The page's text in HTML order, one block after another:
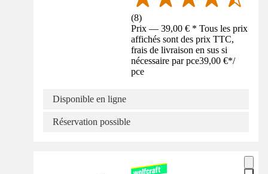
(8)
Prix — 39,00 € * Tous les prix
affichés sont des prix TTC,
frais de livraison en sus si
nécessaire par pce39,00 €*/
pce
Disponible en ligne
Réservation possible